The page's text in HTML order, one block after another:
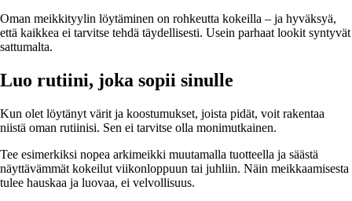
Oman meikkityylin löytäminen on rohkeutta kokeilla – ja hyväksyä,
että kaikkea ei tarvitse tehdä täydellisesti. Usein parhaat lookit syntyvät
sattumalta.
Luo rutiini, joka sopii sinulle
Kun olet löytänyt värit ja koostumukset, joista pidät, voit rakentaa
niistä oman rutiinisi. Sen ei tarvitse olla monimutkainen.
Tee esimerkiksi nopea arkimeikki muutamalla tuotteella ja säästä
näyttävämmät kokeilut viikonloppuun tai juhliin. Näin meikkaamisesta
tulee hauskaa ja luovaa, ei velvollisuus.